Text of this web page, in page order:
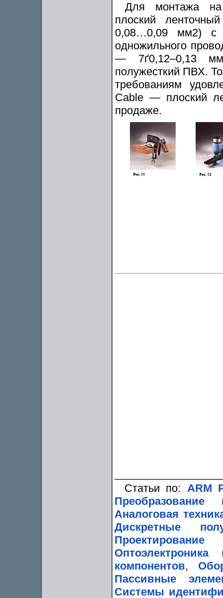
Для монтажа на
плоский
0,08…0,09 мм2) с
одножильного
— 7ґ0,12–0,13
полужесткий ПВХ.
требованиям
Cable — плоский
продаже.
Статьи по: ARM
Аналоговая
Дискретные
компонентов,
Пассивные
Системы